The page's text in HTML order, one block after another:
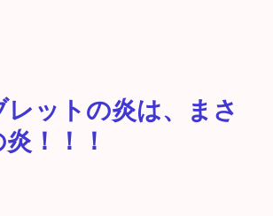
レットの炎は、まさ
！！！